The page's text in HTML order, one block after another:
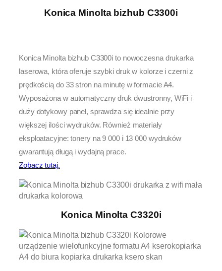
Konica Minolta bizhub C3300i
Konica Minolta bizhub C3300i to nowoczesna drukarka
laserowa, która oferuje szybki druk w kolorze i czerni z
prędkością do 33 stron na minutę w formacie A4.
Wyposażona w automatyczny druk dwustronny, WiFi i
duży dotykowy panel, sprawdza się idealnie przy
większej ilości wydruków. Również materiały
eksploatacyjne: tonery na 9 000 i 13 000 wydruków
gwarantują długą i wydajną prace.
Zobacz tutaj.
Konica Minolta C3320i